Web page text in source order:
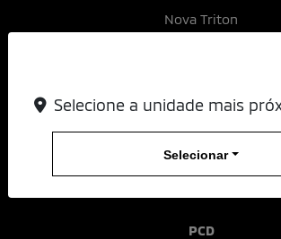
Nova Triton
Seminovos
PCD
Selecione a unidade mais
Selecionar